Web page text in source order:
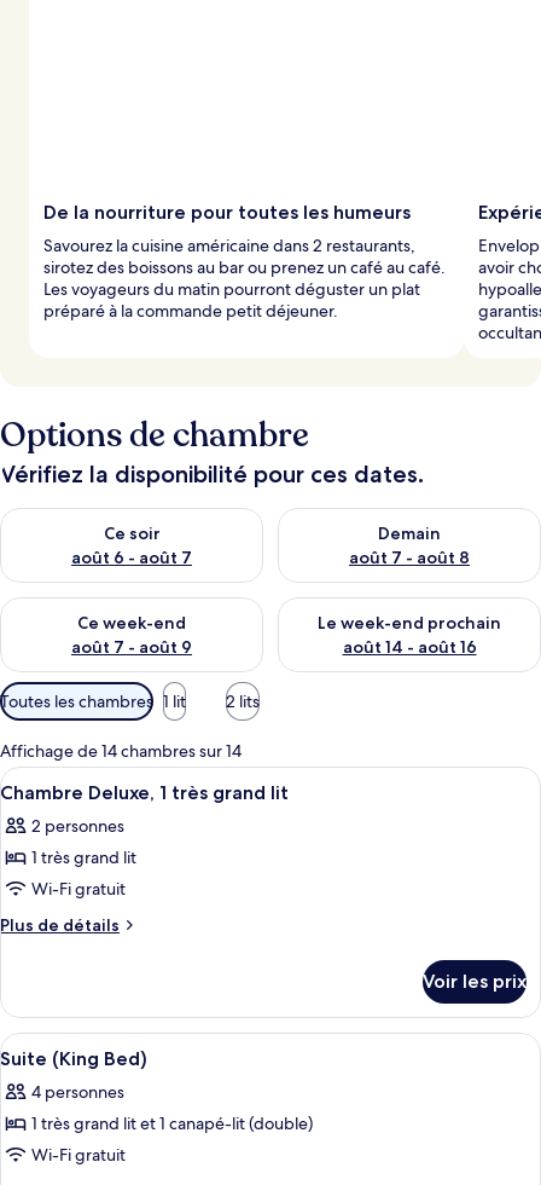
v
De la nourriture pour toutes les humeurs
Savourez la cuisine américaine dans 2 restaurants,
sirotez des boissons au bar ou prenez un café au café.
Les voyageurs du matin pourront déguster un plat
préparé à la commande petit déjeuner.
avoir
Options de chambre
Vérifiez la disponibilité pour ces dates.
Ce soir
août 6 - août 7
Vérifier la disponibilité pour ce soir août 6 - août 7
Demain
août 7 - août 8
Vérifier la disponibilité pour
Ce week-end
août 7 - août 9
Vérifier la disponibilité pour ce week-end août 7 - août 9
Le week-end prochain
août 14 - août 16
Vérifier la disponibilité pour
Filtres
disponibles
pour
les
chambres
Toutes les chambres 1 lit 2 lits
Affichage de 14 chambres sur 14
Afficher
toutes
les
photos
pour
ce
chambre :
Chambre
Deluxe,
très
grand
lit
Une chambre d’hôtel avec un lit,
7
Chambre Deluxe, 1 très grand lit
2 personnes
1 très grand lit
Wi-Fi gratuit
Plus de détails
Plus
le
type
de
chambre
Chambre
Deluxe,
très
Voir les prix
Afficher
toutes
les
photos
pour
Une chambre d’hôtel avec un lit, un
5
Suite (King Bed)
4 personnes
1 très grand lit et 1 canapé-lit (double)
Wi-Fi gratuit